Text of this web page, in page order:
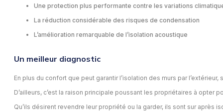
Une protection plus performante contre les variations
La réduction considérable des risques de condensation
L’amélioration remarquable de l’isolation acoustique
Un meilleur diagnostic
En plus du confort que peut garantir l’isolation des murs par
D’ailleurs, c’est la raison principale poussant les propriétaires à opter
Qu’ils désirent revendre leur propriété ou la garder, ils sont sur après